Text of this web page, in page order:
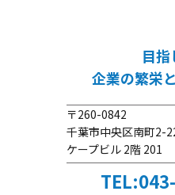
目指
企業の繁栄
〒260-0842
千葉市中央区南町2-
ケープビル 2階 201